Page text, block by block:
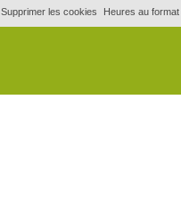
Heures au format
Supprimer les cookies